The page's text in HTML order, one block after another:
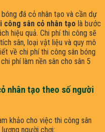
đá cỏ nhân tạo và cần dự
công sân cỏ nhân tạo là bước
hiệu quả. Chi phí thi công sẽ
sân, loại vật liệu và quy mô
về chi phí thi công sân bóng
phí làm nền sân cho sân 5
nhân tạo theo số người
khảo cho việc thi công sân
người chơi: